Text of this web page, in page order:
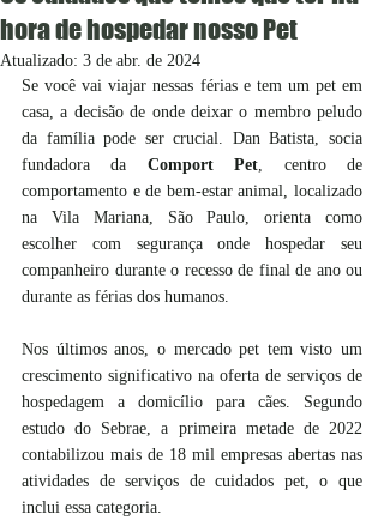
hora de hospedar nosso Pet
Atualizado: 3 de abr. de 2024
Se você vai viajar nessas férias e tem um pet em
casa, a decisão de onde deixar o membro peludo
da família pode ser crucial. Dan Batista, socia
fundadora da Comport Pet, centro de
comportamento e de bem-estar animal, localizado
na Vila Mariana, São Paulo, orienta como
escolher com segurança onde hospedar seu
companheiro durante o recesso de final de ano ou
durante as férias dos humanos.
Nos últimos anos, o mercado pet tem visto um
crescimento significativo na oferta de serviços de
hospedagem a domicílio para cães. Segundo
estudo do Sebrae, a primeira metade de 2022
contabilizou mais de 18 mil empresas abertas nas
atividades de serviços de cuidados pet, o que
inclui essa categoria.